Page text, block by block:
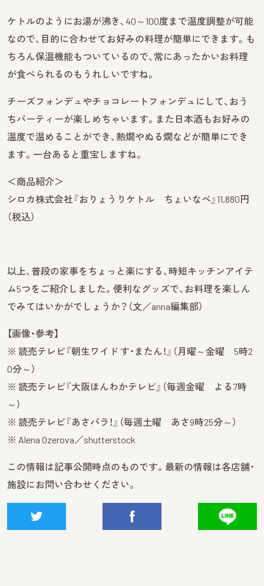
ケトルのようにお湯が沸き、40～100度まで温度調整が可能
なので、目的に合わせてお好みの料理が簡単にできます。も
ちろん保温機能もついているので、常にあったかいお料理
が食べられるのもうれしいですね。
チーズフォンデュやチョコレートフォンデュにして、おう
ちパーティーが楽しめちゃいます。また日本酒もお好みの
温度で温めることができ、熱燗やぬる燗などが簡単にでき
ます。一台あると重宝しますね。
＜商品紹介＞
シロカ株式会社『おりょうりケトル ちょいなべ』11,880円
（税込）
以上、普段の家事をちょっと楽にする、時短キッチンアイテ
ム5つをご紹介しました。便利なグッズで、お料理を楽しん
でみてはいかがでしょうか？（文／anna編集部）
【画像・参考】
※ 読売テレビ『朝生ワイド す・またん！』（月曜～金曜 5時2
0分～）
※ 読売テレビ『大阪ほんわかテレビ』（毎週金曜 よる7時
～）
※ 読売テレビ『あさパラ！』（毎週土曜 あさ9時25分～）
※ Alena Ozerova／shutterstock
この情報は記事公開時点のものです。最新の情報は各店舗・
施設にお問い合わせください。